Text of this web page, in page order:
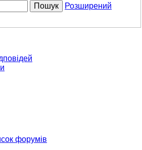
Пошук
Розширений
форумів